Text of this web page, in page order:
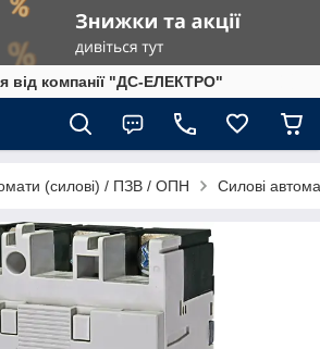
від компанії "ДС-ЕЛЕКТРО"
(силові) / ПЗВ / ОПН Силові